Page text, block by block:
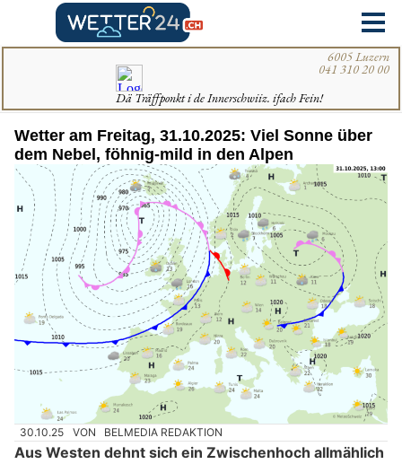
Wetter am Freitag, 31.10.2025: Viel Sonne über
dem Nebel, föhnig-mild in den Alpen
30.10.25 VON BELMEDIA REDAKTION
Aus Westen dehnt sich ein Zwischenhoch allmählich